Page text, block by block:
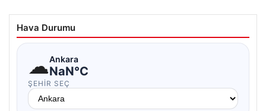
Hava Durumu
☁Ankara
NaN°C
ŞEHIR SEÇ